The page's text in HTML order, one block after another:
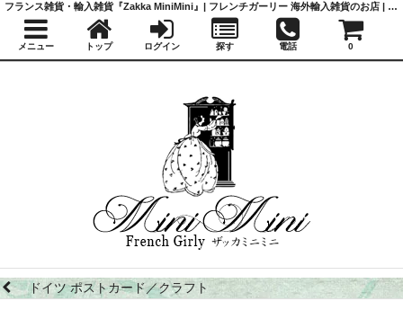
ドイツ ポストカード／クラフト
フランス雑貨・輸入雑貨『Zakka MiniMini』| フレンチガーリー 海外輸入雑貨のお店 | かわいい雑貨 | 蚤の市 | アンティーク
メニュー トップ ログイン 探す 電話 0